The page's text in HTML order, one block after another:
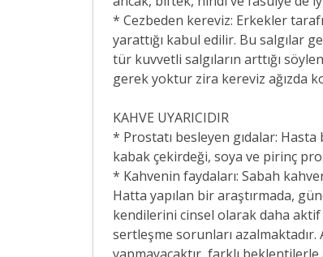
* Cezbeden kereviz: Erkekler
yarattığı kabul edilir. Bu salgılar
tür kuvvetli salgıların arttığı
gerek yoktur zira kereviz ağızda
KAHVE UYARICIDIR
* Prostatı besleyen gıdalar:
kabak çekirdeği, soya ve pirinç
* Kahvenin faydaları: Sabah
Hatta yapılan bir araştırmada,
kendilerini cinsel olarak daha aktif
sertleşme sorunları